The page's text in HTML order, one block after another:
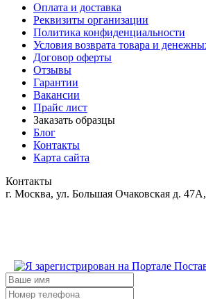
Оплата и доставка
Реквизиты организации
Политика конфиденциальности
Условия возврата товара и
Договор оферты
Отзывы
Гарантии
Вакансии
Прайс лист
Заказать образцы
Блог
Контакты
Карта сайта
Контакты
г. Москва, ул. Большая Очаковская д.